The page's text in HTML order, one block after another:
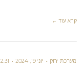
קרא עוד ←
מערכת ירוק יוני 19, 2024 PM